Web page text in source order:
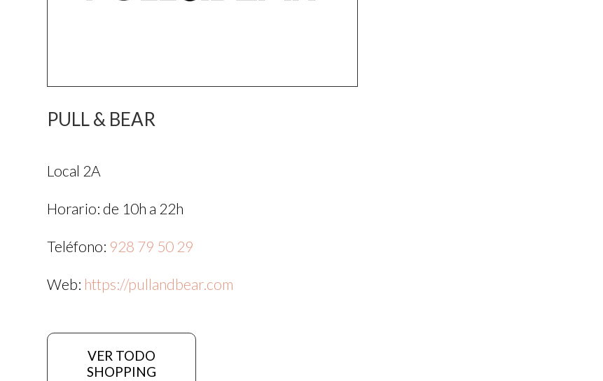
PULL & BEAR
Local 2A
Horario: de 10h a 22h
Teléfono: 928 79 50 29
Web: https://pullandbear.com
VER TODO
SHOPPING